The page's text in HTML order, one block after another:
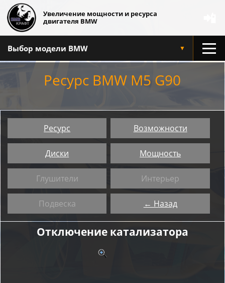
Увеличение мощности и ресурса
двигателя BMW
Выбор модели BMW ▼
Ресурс BMW M5 G90
Ресурс Возможности
Диски Мощность
Глушители Интерьер
Подвеска ← Назад
Отключение катализатора